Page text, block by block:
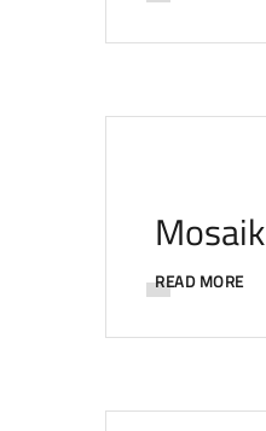
Mosaik
READ MORE